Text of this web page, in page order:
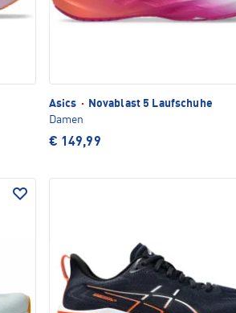
Asics ·
Novablast 5 Laufschuhe
Damen
€ 149,99